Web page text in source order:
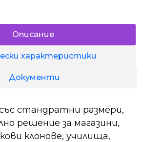
Описание
характеристики
Документи
стандратни размери,
решение за магазини,
клонове, училища,